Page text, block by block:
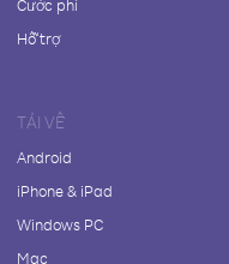
Cước phí
Hỗ trợ
TẢI VỀ
Android
iPhone & iPad
Windows PC
Mac